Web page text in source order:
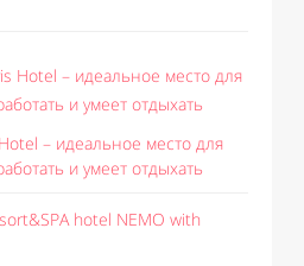
– идеальное место для
и умеет отдыхать